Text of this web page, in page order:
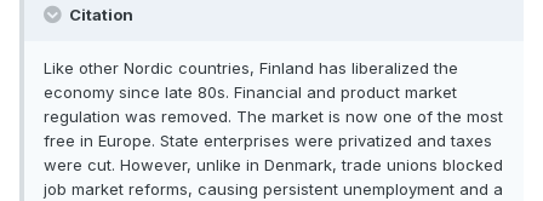
Citation
Like other Nordic countries, Finland has liberalized the
economy since late 80s. Financial and product market
regulation was removed. The market is now one of the most
free in Europe. State enterprises were privatized and taxes
were cut. However, unlike in Denmark, trade unions blocked
job market reforms, causing persistent unemployment and a